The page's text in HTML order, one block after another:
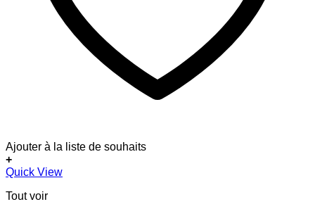
Ajouter à la liste de souhaits
+
Quick View
Tout voir